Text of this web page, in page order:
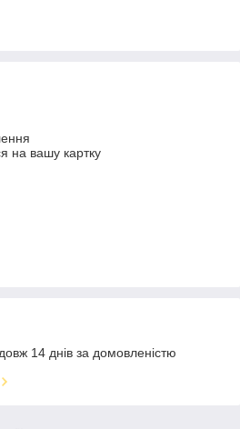
на вашу картку
14 днів за домовленістю